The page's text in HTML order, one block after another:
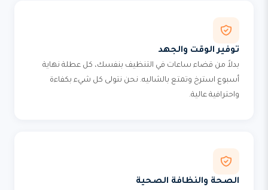
توفير الوقت والجهد
بدلاً من قضاء ساعات في التنظيف بنفسك، كل عطلة نهاية
أسبوع استرخ وتمتع بالشاليه. نحن نتولى كل شيء بكفاءة
واحترافية عالية.
الصحة والنظافة الصحية